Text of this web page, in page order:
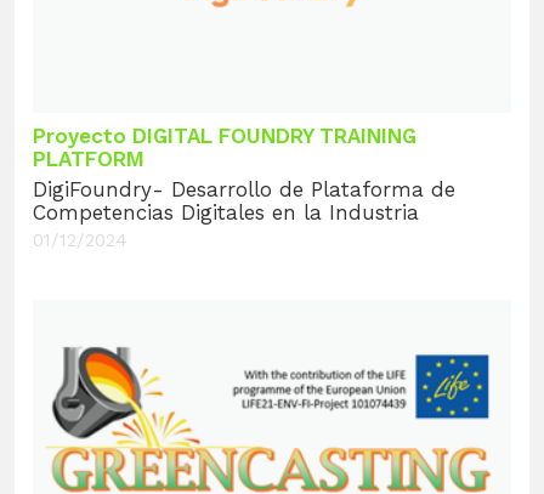
Proyecto DIGITAL FOUNDRY TRAINING
PLATFORM
DigiFoundry- Desarrollo de Plataforma de
Competencias Digitales en la Industria
01/12/2024